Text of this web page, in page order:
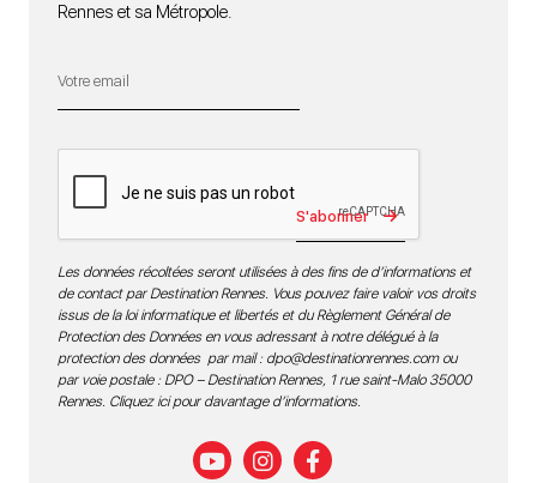
Rennes et sa Métropole.
S'abonner
Les données récoltées seront utilisées à des fins de d’informations et
de contact par Destination Rennes. Vous pouvez faire valoir vos droits
issus de la loi informatique et libertés et du Règlement Général de
Protection des Données en vous adressant à notre délégué à la
protection des données par mail : dpo@destinationrennes.comou
par voie postale : DPO – Destination Rennes, 1 rue saint-Malo 35000
Rennes. Cliquez ici pour davantage d’informations.